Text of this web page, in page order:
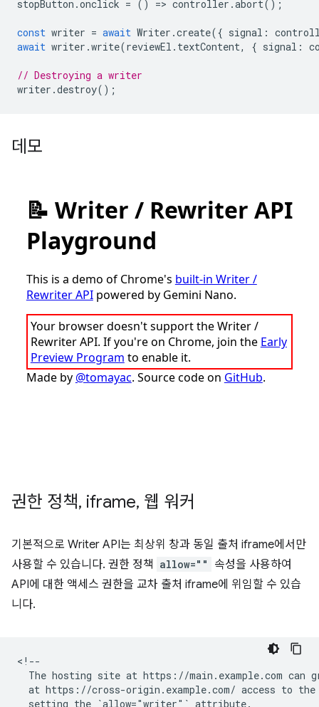
stopButton .onclick = () => controller .abort();
const writer = await Writer .create({ signal :
await writer .write(reviewEl . textContent, { signal :
// Destroying a writer
writer .destroy();
데모
권한 정책, iframe, 웹 워커
기본적으로 Writer API는 최상위 창과 동일 출처 iframe에서만
사용할 수 있습니다. 권한 정책 allow=""
속성을 사용하여
API에 대한 액세스 권한을 교차 출처 iframe에 위임할 수 있습
니다.
<!--
The hosting site at https://main.example.com can
at https://cross-origin.example.com/ access to
  setting the `allow="writer"` attribute.